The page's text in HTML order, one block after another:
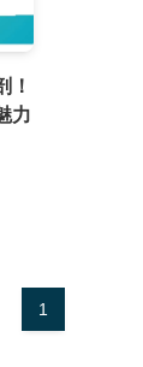
！
力
1